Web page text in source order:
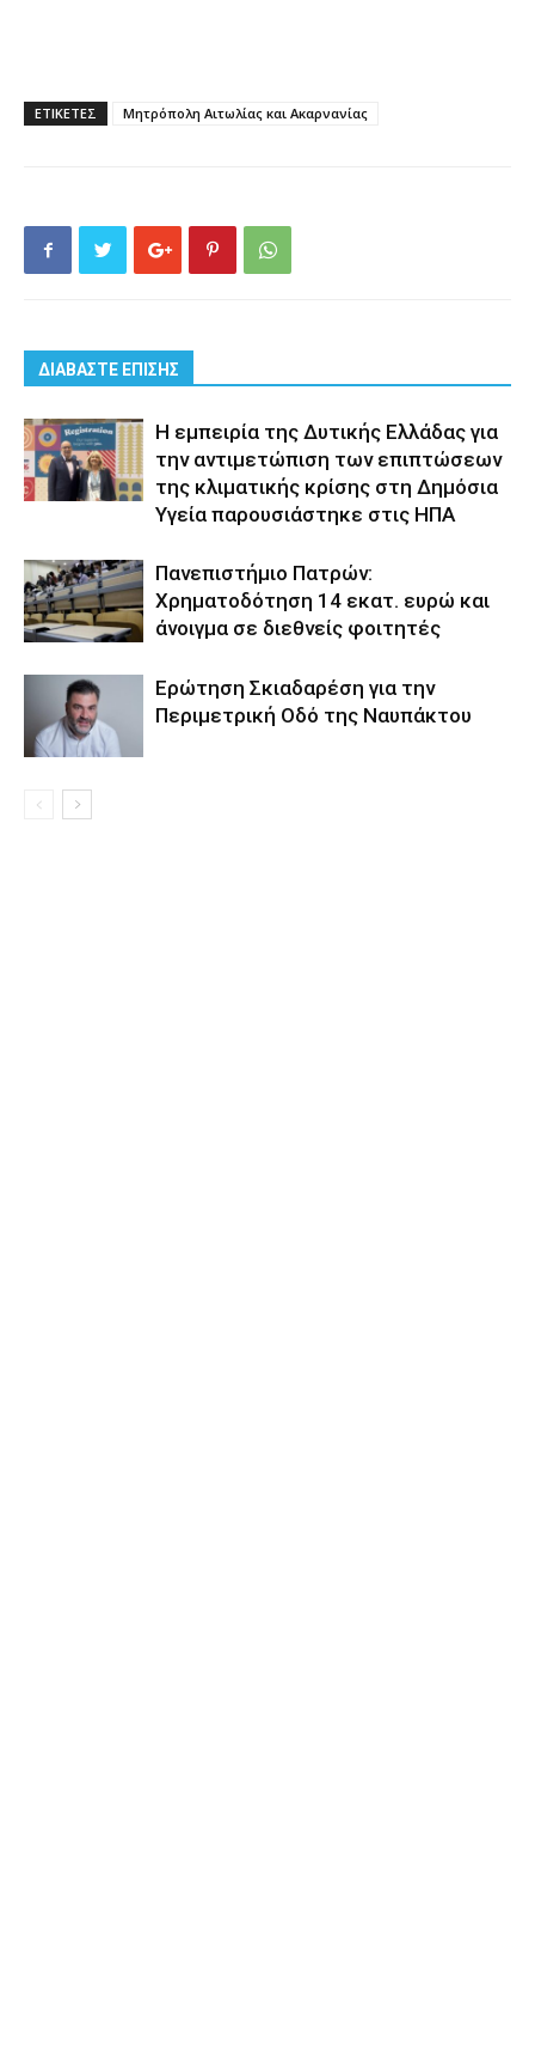
ΕΤΙΚΕΤΕΣ Μητρόπολη Αιτωλίας και Ακαρνανίας
ΔΙΑΒΑΣΤΕ ΕΠΙΣΗΣ
Η εμπειρία της Δυτικής Ελλάδας για
την αντιμετώπιση των επιπτώσεων
της κλιματικής κρίσης στη Δημόσια
Υγεία παρουσιάστηκε στις ΗΠΑ
Πανεπιστήμιο Πατρών:
Χρηματοδότηση 14 εκατ. ευρώ και
άνοιγμα σε διεθνείς φοιτητές
Eρώτηση Σκιαδαρέση για την
Περιμετρική Οδό της Ναυπάκτου